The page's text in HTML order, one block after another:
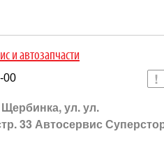
и автозапчасти
00
ул. ул.
33 Автосервис